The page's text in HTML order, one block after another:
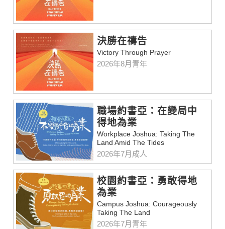
決勝在禱告
Victory Through Prayer
2026年8月青年
職場約書亞：在變局中
得地為業
Workplace Joshua: Taking The
Land Amid The Tides
2026年7月成人
校園約書亞：勇敢得地
為業
Campus Joshua: Courageously
Taking The Land
2026年7月青年